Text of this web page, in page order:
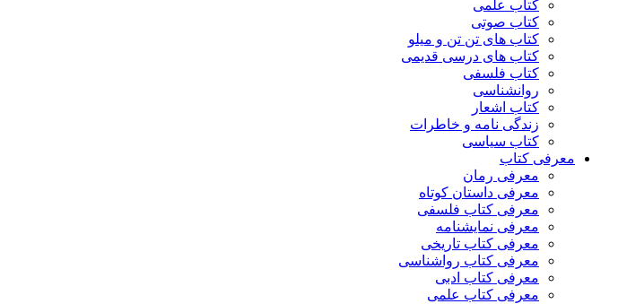
کتاب علمی
کتاب صوتی
کتاب های تن تن و میلو
کتاب های درسی قدیمی
کتاب فلسفی
روانشناسی
کتاب اشعار
زندگی نامه و خاطرات
کتاب سیاسی
معرفی کتاب
معرفی رمان
معرفی داستان کوتاه
معرفی کتاب فلسفی
معرفی نمایشنامه
معرفی کتاب تاریخی
معرفی کتاب رواشناسی
معرفی کتاب ادبی
معرفی کتاب علمی